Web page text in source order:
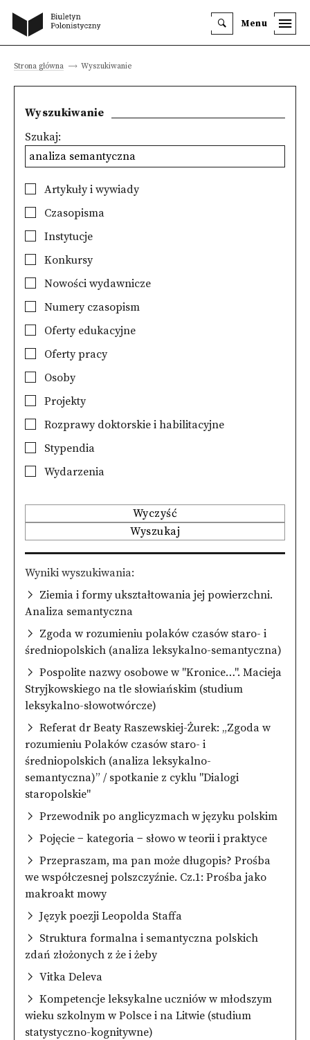
Menu
Strona główna Wyszukiwanie
Wyszukiwanie
Szukaj:
Artykuły i wywiady
Czasopisma
Instytucje
Konkursy
Nowości wydawnicze
Numery czasopism
Oferty edukacyjne
Oferty pracy
Osoby
Projekty
Rozprawy doktorskie i habilitacyjne
Stypendia
Wydarzenia
Wyczyść
Wyszukaj
Wyniki wyszukiwania
Ziemia i formy ukształtowania jej powierzchni.
Analiza semantyczna
Zgoda w rozumieniu polaków czasów staro- i
średniopolskich (analiza leksykalno-semantyczna)
Pospolite nazwy osobowe w "Kronice…". Macieja
Stryjkowskiego na tle słowiańskim (studium
leksykalno-słowotwórcze)
Referat dr Beaty Raszewskiej-Żurek: „Zgoda w
rozumieniu Polaków czasów staro- i
średniopolskich (analiza leksykalno-
semantyczna)” / spotkanie z cyklu "Dialogi
staropolskie"
Przewodnik po anglicyzmach w języku polskim
Pojęcie − kategoria − słowo w teorii i praktyce
Przepraszam, ma pan może długopis? Prośba
we współczesnej polszczyźnie. Cz.1: Prośba jako
makroakt mowy
Język poezji Leopolda Staffa
Struktura formalna i semantyczna polskich
zdań złożonych z że i żeby
Vitka Deleva
Kompetencje leksykalne uczniów w młodszym
wieku szkolnym w Polsce i na Litwie (studium
statystyczno-kognitywne)